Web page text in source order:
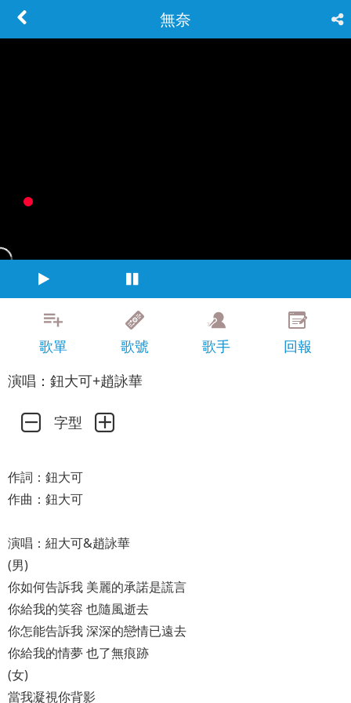
無奈
歌單 歌號 歌手
回報
演唱：鈕大可+趙詠華
字型
作詞：鈕大可
作曲：鈕大可
演唱：紐大可&趙詠華
(男)
你如何告訴我 美麗的承諾是謊言
你給我的笑容 也隨風逝去
你怎能告訴我 深深的戀情已遠去
你給我的情夢 也了無痕跡
(女)
當我凝視你背影